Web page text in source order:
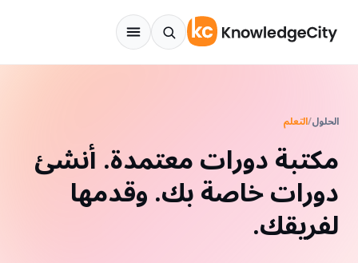
الحلول/التعلم
مكتبة دورات معتمدة. أنشئ
دورات خاصة بك. وقدمها
لفريقك.